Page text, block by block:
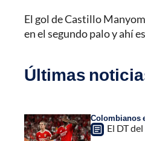
El gol de Castillo
en el segundo palo y ahí
Últimas
Colombianos
El DT